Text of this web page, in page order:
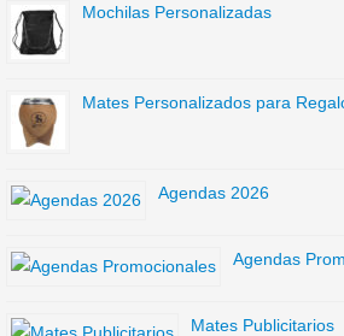
Mochilas Personalizadas
Mates Personalizados para
Agendas 2026
Agendas
Mates Publicitarios